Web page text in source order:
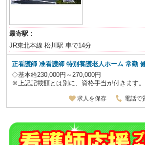
最寄駅：
JR東北本線 松川駅 車で14分
正看護師 准看護師特別養護老人ホーム常勤
◇基本給230,000円～270,000円
※上記記載額とは別に、資格手当が付きます。
求人を保存 電話で